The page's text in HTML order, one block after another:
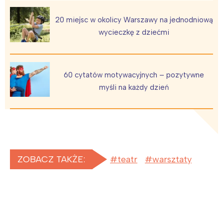
20 miejsc w okolicy Warszawy na jednodniową
wycieczkę z dziećmi
60 cytatów motywacyjnych – pozytywne
myśli na każdy dzień
ZOBACZ TAKŻE: teatr warsztaty